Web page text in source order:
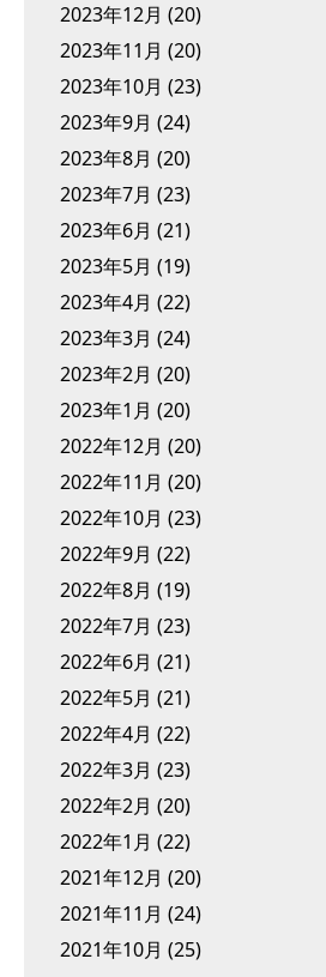
2023年12月 (20)
2023年11月 (20)
2023年10月 (23)
2023年9月 (24)
2023年8月 (20)
2023年7月 (23)
2023年6月 (21)
2023年5月 (19)
2023年4月 (22)
2023年3月 (24)
2023年2月 (20)
2023年1月 (20)
2022年12月 (20)
2022年11月 (20)
2022年10月 (23)
2022年9月 (22)
2022年8月 (19)
2022年7月 (23)
2022年6月 (21)
2022年5月 (21)
2022年4月 (22)
2022年3月 (23)
2022年2月 (20)
2022年1月 (22)
2021年12月 (20)
2021年11月 (24)
2021年10月 (25)